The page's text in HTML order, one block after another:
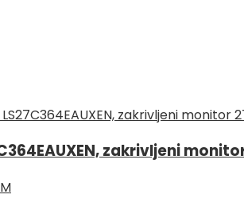
zakrivljeni
Trenutna